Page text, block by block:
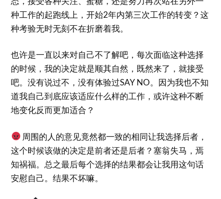
种工作的起跑线上，开始2年内第三次工作的转变？这
种考验无时无刻不在折磨着我。
也许是一直以来对自己不了解吧，每次面临这种选择
的时候，我的决定就是顺其自然，既然来了，就接受
吧。没有说过不，没有体验过SAY NO。因为我也不知
道我自己到底应该适应什么样的工作，或许这种不断
地变化反而更加适合？
周围的人的意见竟然都一致的相同让我选择后者，
这个时候该做的决定是前者还是后者？塞翁失马，焉
知祸福。总之最后每个选择的结果都会让我用这句话
安慰自己。结果不坏嘛。